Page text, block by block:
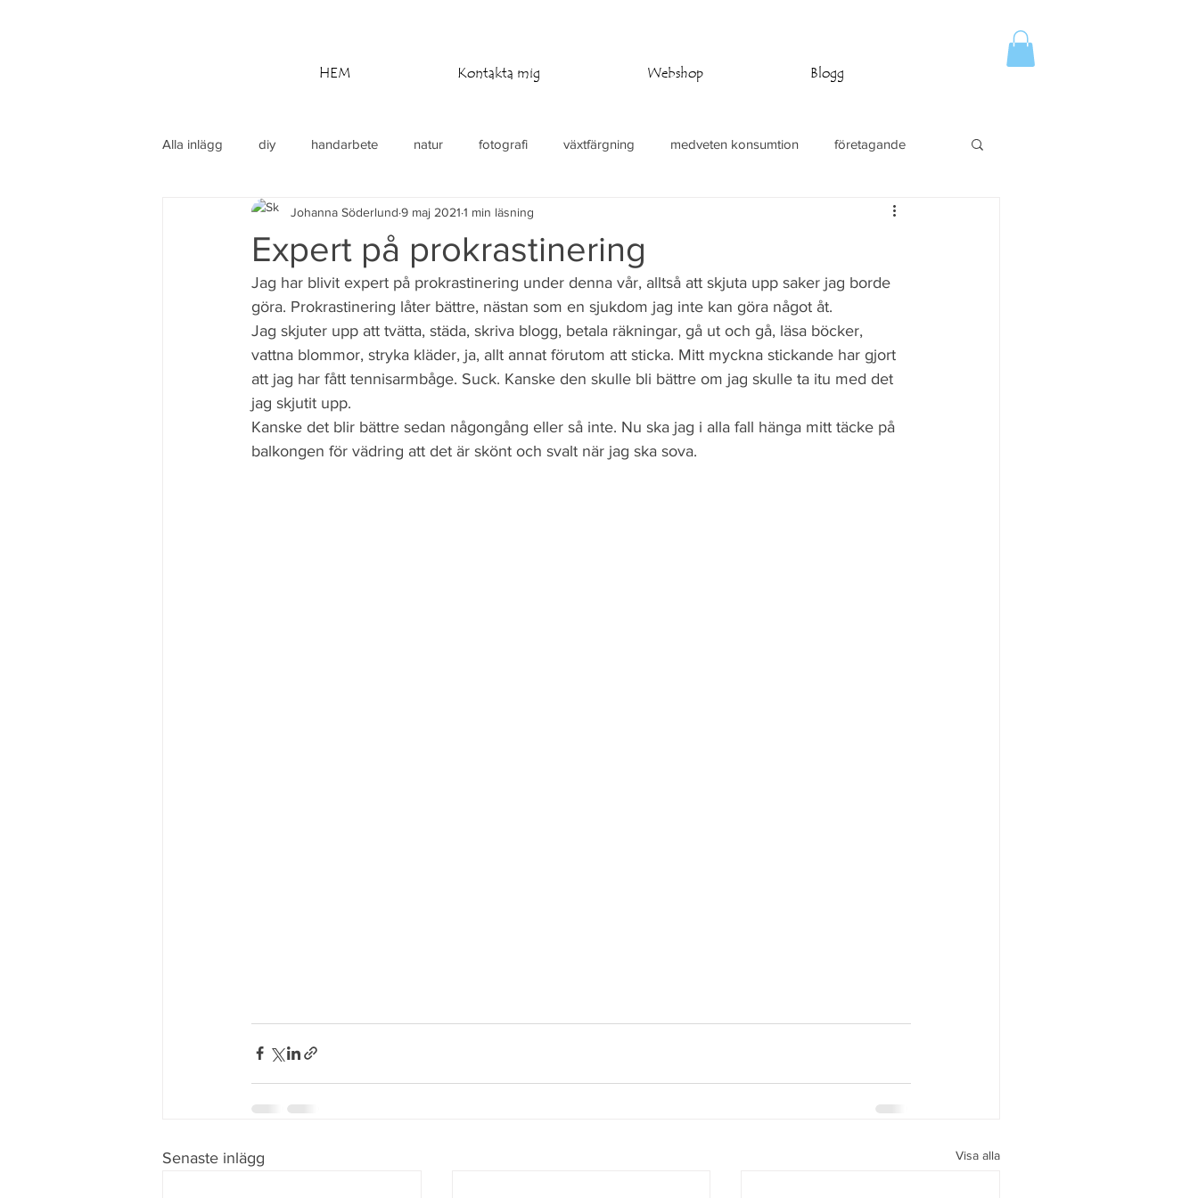
HEM Kontakta mig Webshop Blogg
Alla inlägg diy handarbete natur fotografi växtfärgning medveten konsumtion företagande
Din community Mat stickning virkning
Expert på prokrastinering
Johanna Söderlund 9 maj 2021 1 min läsning
Jag har blivit expert på prokrastinering under denna vår, alltså att skjuta upp saker jag borde
göra. Prokrastinering låter bättre, nästan som en sjukdom jag inte kan göra något åt.
Jag skjuter upp att tvätta, städa, skriva blogg, betala räkningar, gå ut och gå, läsa böcker,
vattna blommor, stryka kläder, ja, allt annat förutom att sticka. Mitt myckna stickande har gjort
att jag har fått tennisarmbåge. Suck. Kanske den skulle bli bättre om jag skulle ta itu med det
jag skjutit upp.
Kanske det blir bättre sedan någongång eller så inte. Nu ska jag i alla fall hänga mitt täcke på
balkongen för vädring att det är skönt och svalt när jag ska sova.
Senaste inlägg Visa alla